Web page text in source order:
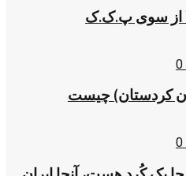
از سوی پ.ک.ک
0
کردستان) چیست
0